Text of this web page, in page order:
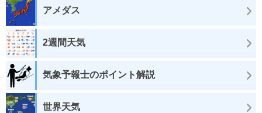
アメダス
2週間天気
気象予報士のポイント解説
世界天気